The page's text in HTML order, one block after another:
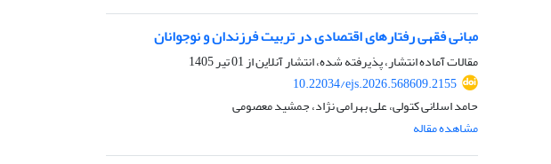
مبانی فقهی رفتارهای اقتصادی در تربیت فرزندان و نوجوانان
مقالات آماده انتشار، پذیرفته شده، انتشار آنلاین از01 تیر 1405
10.22034/ejs.2026.568609.2155
حامد اسلانی کتولی، علی بهرامی نژاد، جمشید معصومی
مشاهده مقاله